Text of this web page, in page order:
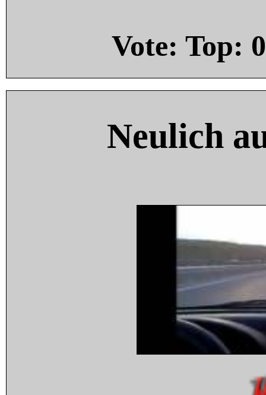
Vote: Top: 0
Neulich